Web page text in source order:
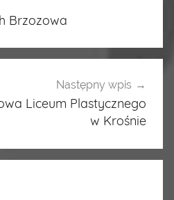
Brzozowa
Następny wpis
Liceum Plastycznego
w Krośnie